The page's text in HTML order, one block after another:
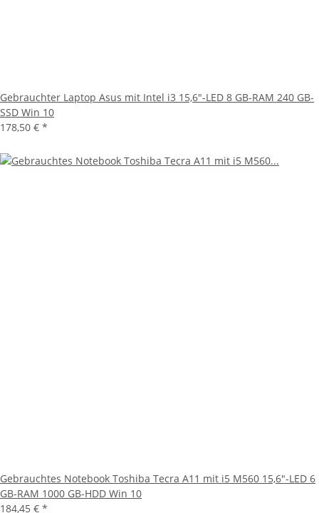
Gebrauchter Laptop Asus mit Intel i3 15,6"-LED 8 GB-RAM 240 GB-
SSD Win 10
178,50 € *
Gebrauchtes Notebook Toshiba Tecra A11 mit i5 M560 15,6"-LED 6
GB-RAM 1000 GB-HDD Win 10
184,45 € *